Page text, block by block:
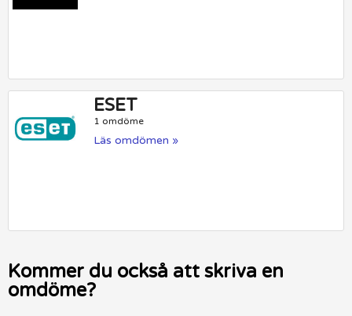
ESET
1 omdöme
Läs omdömen »
Kommer du också att skriva en
omdöme?